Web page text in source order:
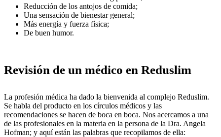
Reducción de los antojos de comida;
Una sensación de bienestar general;
Más energía y fuerza física;
De buen humor.
Revisión de un médico en Reduslim
La profesión médica ha dado la bienvenida al complejo Reduslim.
Se habla del producto en los círculos médicos y las
recomendaciones se hacen de boca en boca. Nos acercamos a una
de las profesionales en la materia en la persona de la Dra. Angela
Hofman; y aquí están las palabras que recopilamos de ella: